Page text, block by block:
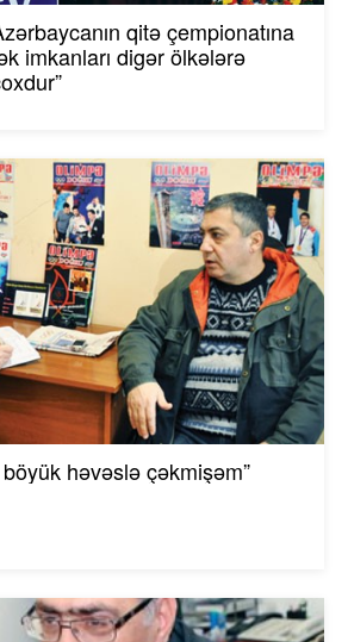
qitə çempionatına
imkanları digər ölkələrə
həvəslə çəkmişəm”